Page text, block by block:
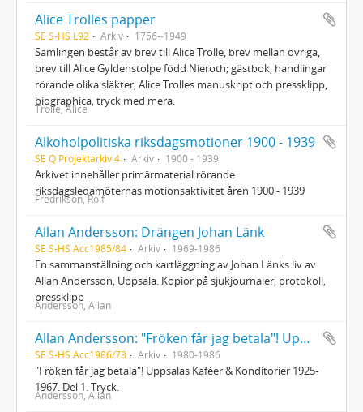
Alice Trolles papper
SE S-HS L92 Arkiv 1756--1949
Samlingen består av brev till Alice Trolle, brev mellan övriga,
brev till Alice Gyldenstolpe född Nieroth; gästbok, handlingar
rörande olika släkter, Alice Trolles manuskript och pressklipp,
biographica, tryck med mera.
Trolle, Alice
Alkoholpolitiska riksdagsmotioner 1900 - 1939
SE Q Projektarkiv 4 Arkiv 1900 - 1939
Arkivet innehåller primärmaterial rörande
riksdagsledamöternas motionsaktivitet åren 1900 - 1939
Fredrikson, Rolf
Allan Andersson: Drängen Johan Länk
SE S-HS Acc1985/84 Arkiv 1969-1986
En sammanställning och kartläggning av Johan Länks liv av
Allan Andersson, Uppsala. Kopior på sjukjournaler, protokoll,
pressklipp
Andersson, Allan
Allan Andersson: "Fröken får jag betala"! Uppsalas Kaféer & Konditorier 1925-1967
SE S-HS Acc1986/73 Arkiv 1980-1986
"Fröken får jag betala"! Uppsalas Kaféer & Konditorier 1925-
1967. Del 1. Tryck.
Andersson, Allan